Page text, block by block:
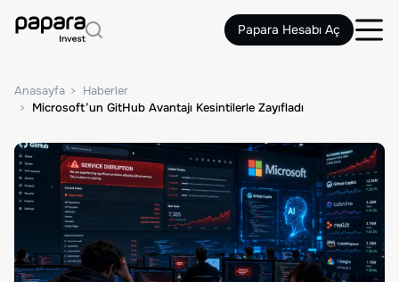
Papara Hesabı Aç
Anasayfa
Haberler
Microsoft’un GitHub Avantajı Kesintilerle Zayıfladı